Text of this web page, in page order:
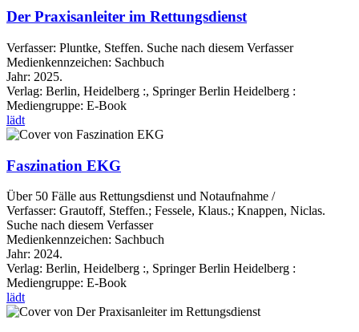
Der Praxisanleiter im Rettungsdienst
Verfasser: Pluntke, Steffen. Suche nach diesem Verfasser
Medienkennzeichen: Sachbuch
Jahr: 2025.
Verlag: Berlin, Heidelberg :, Springer Berlin Heidelberg :
Mediengruppe: E-Book
lädt
Faszination EKG
Über 50 Fälle aus Rettungsdienst und Notaufnahme /
Verfasser: Grautoff, Steffen.; Fessele, Klaus.; Knappen, Niclas.
Suche nach diesem Verfasser
Medienkennzeichen: Sachbuch
Jahr: 2024.
Verlag: Berlin, Heidelberg :, Springer Berlin Heidelberg :
Mediengruppe: E-Book
lädt